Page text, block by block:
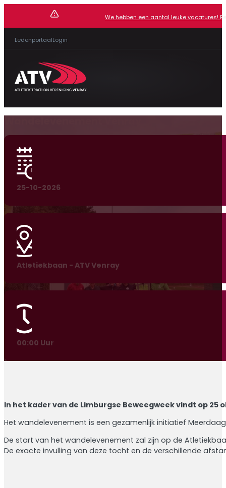
We hebben een aantal leuke vacatures!
LedenportaalLogin
25-10-2026
Atletiekbaan - ATV Venray
00:00 Uur
In het kader van de Limburgse Beweegweek vindt op
Het wandelevenement is een gezamenlijk initiatief
De start van het wandelevenement zal zijn op de
De exacte invulling van deze tocht en de verschillende